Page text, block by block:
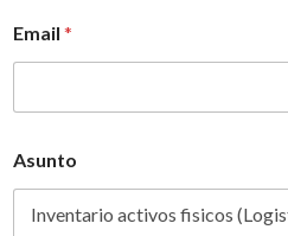
Email *
Asunto